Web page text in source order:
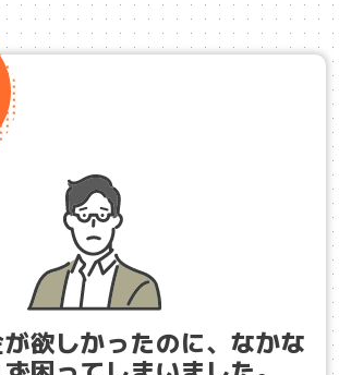
欲しかったのに、なかな